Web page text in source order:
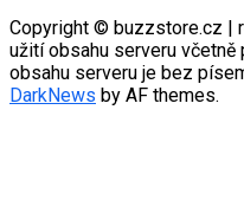
Copyright © buzzstore.cz |
užití obsahu serveru včetně
obsahu serveru je bez
DarkNews by AF themes.